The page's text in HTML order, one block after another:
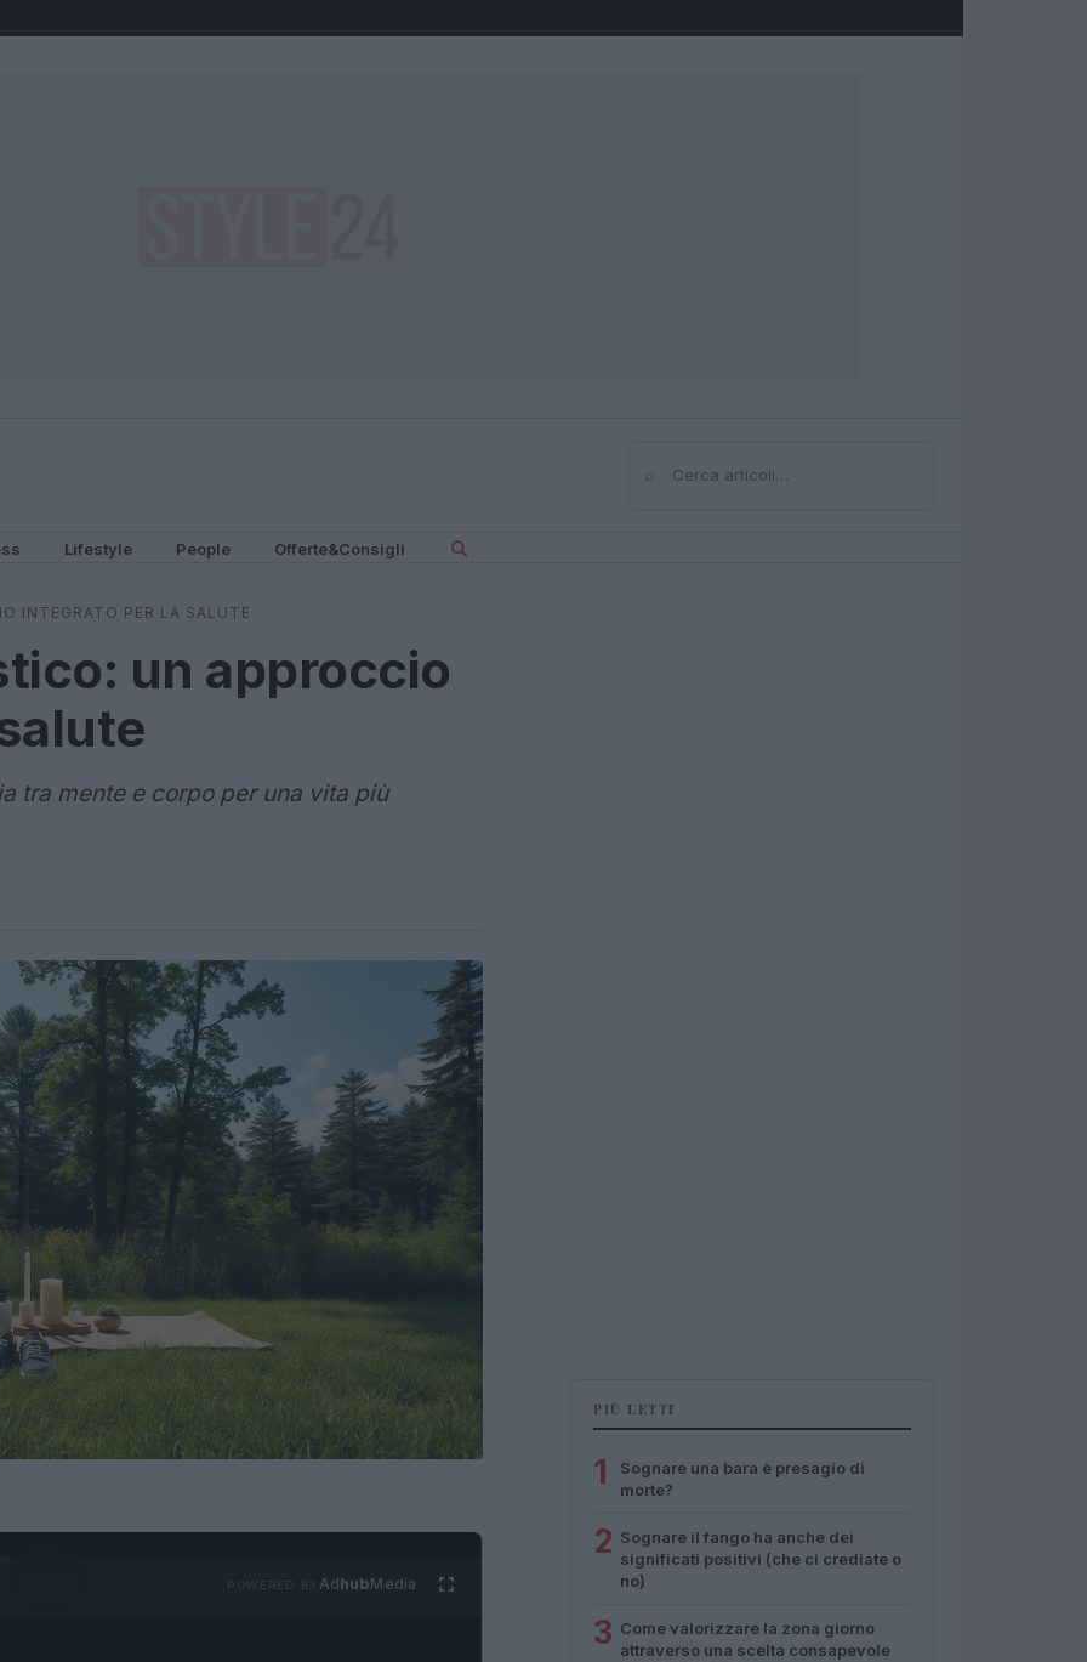
⌕Cerca
Lifestyle People Offerte&Consigli
INTEGRATO PER LA SALUTE
un approccio
tra mente e corpo per una vita più
AdhubMedia
PIÙ LETTI
1
Sognare una bara è presagio di
morte?
2 Sognare il fango ha anche dei
significati positivi (che ci crediate o
no)
3 Come valorizzare la zona giorno
attraverso una scelta consapevole